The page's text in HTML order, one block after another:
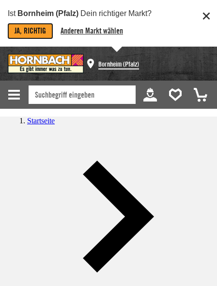
Ist Bornheim (Pfalz) Dein richtiger Markt?
JA, RICHTIG Anderen Markt wählen
Bornheim (Pfalz)
Startseite